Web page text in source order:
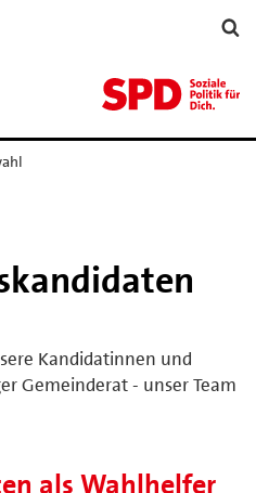
Kandidatinnen und
Gemeinderat - unser Team
als Wahlhelfer